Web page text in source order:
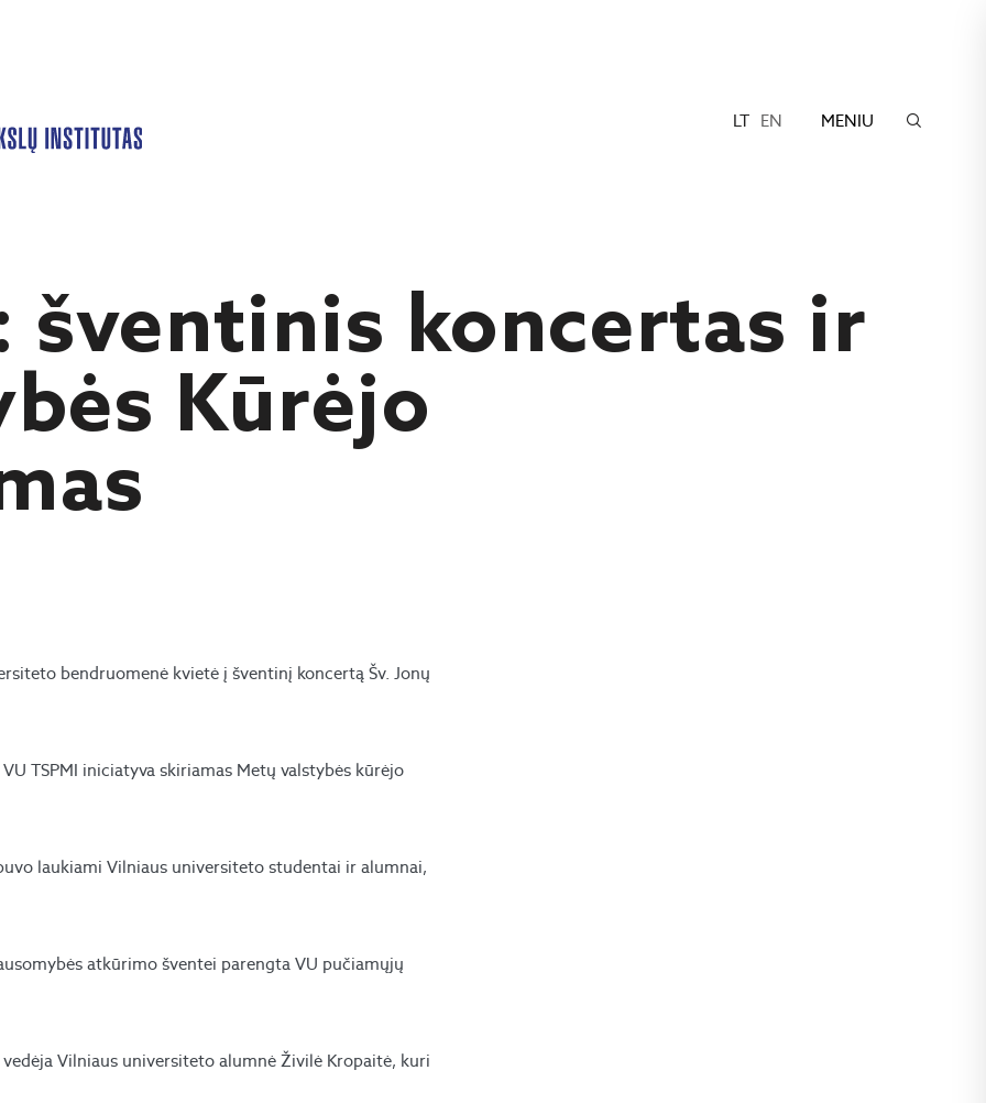
LT EN MENIU
šventinis koncertas ir
Kūrėjo
bendruomenė kvietė į šventinį koncertą Šv. Jonų
TSPMI iniciatyva skiriamas Metų valstybės kūrėjo
laukiami Vilniaus universiteto studentai ir alumnai,
atkūrimo šventei parengta VU pučiamųjų
Vilniaus universiteto alumnė Živilė Kropaitė, kuri